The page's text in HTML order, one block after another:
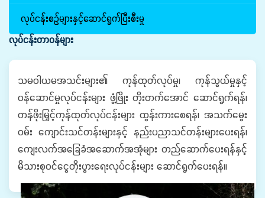
လုပ်ငန်းစဉ်များနှင့်ဆောင်ရွက်ပြီးစီးမှု
လုပ်ငန်းတာဝန်များ
သမဝါယမအသင်းများ၏ ကုန်ထုတ်လုပ်မှု၊ ကုန်သွယ်မှုနှင့်
ဝန်ဆောင်မှုလုပ်ငန်းများ ဖွံ့ဖြိုး တိုးတက်အောင် ဆောင်ရွက်ရန်၊
တန်ဖိုးမြှင့်ကုန်ထုတ်လုပ်ငန်းများ ထွန်းကားစေရန်၊ အသက်မွေး
ဝမ်း ကျောင်းသင်တန်းများနှင့် နည်းပညာသင်တန်းများပေးရန်၊
ကျေးလက်အခြေခံအဆောက်အအုံများ တည်ဆောက်ပေးရန်နှင့်
မိသားစုဝင်ငွေတိုးပွားရေးလုပ်ငန်းများ‌ ဆောင်ရွက်ပေးရန်။